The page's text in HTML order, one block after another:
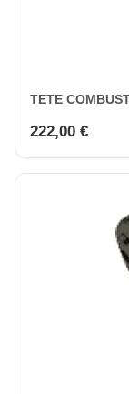
TETE
222,00 €